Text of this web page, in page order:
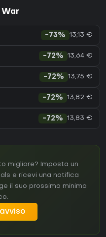
War
-73% 13,13 €
-72% 13,64 €
-72% 13,75 €
-72% 13,82 €
-72% 13,83 €
migliore? Imposta un
e ricevi una notifica
il suo prossimo minimo